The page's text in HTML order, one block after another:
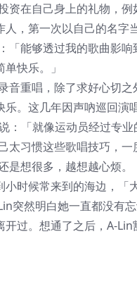
在自己身上的礼物，
，第一次以自己的名
能够透过我的歌曲影
快乐。」
重唱，除了求好心切
。这几年因声吶巡回演
：「就像运动员经过专
习惯这些歌唱技巧，
想很多，越想越心烦。
时候常来到的海边，
突然明白她一直都没有
过。想通了之后，A-